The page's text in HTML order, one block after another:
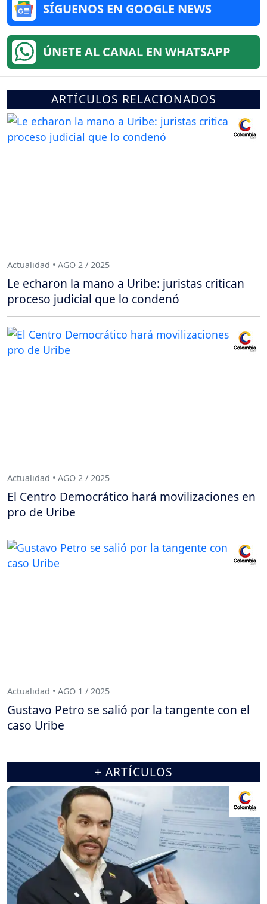
SÍGUENOS EN GOOGLE NEWS
ÚNETE AL CANAL EN WHATSAPP
ARTÍCULOS RELACIONADOS
Actualidad • AGO 2 / 2025
Le echaron la mano a Uribe: juristas critican
proceso judicial que lo condenó
Actualidad • AGO 2 / 2025
El Centro Democrático hará movilizaciones en
pro de Uribe
Actualidad • AGO 1 / 2025
Gustavo Petro se salió por la tangente con el
caso Uribe
+ ARTÍCULOS